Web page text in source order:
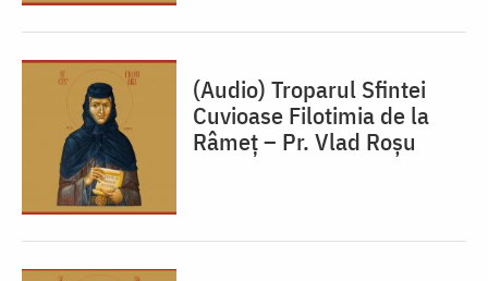
(Audio) Troparul Sfintei
Cuvioase Filotimia de la
Râmeț – Pr. Vlad Roșu